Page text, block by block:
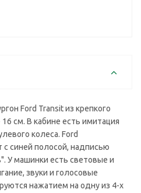
Ford Transit из крепкого
см. В кабине есть имитация
колеса. Ford
синей полосой, надписью
У машинки есть световые и
звуки и голосовые
нажатием на одну из 4-х